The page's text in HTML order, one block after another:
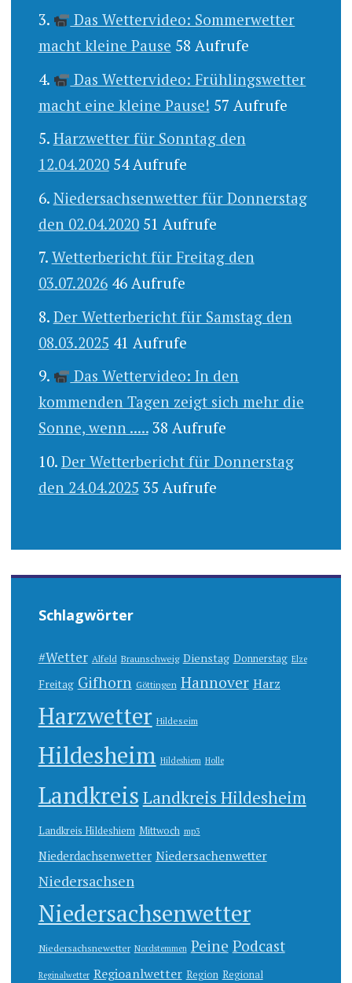
Das Wettervideo: Sommerwetter
macht kleine Pause 58 Aufrufe
Das Wettervideo: Frühlingswetter
macht eine kleine Pause! 57 Aufrufe
Harzwetter für Sonntag den
12.04.2020 54 Aufrufe
Niedersachsenwetter für Donnerstag
den 02.04.2020 51 Aufrufe
Wetterbericht für Freitag den
03.07.2026 46 Aufrufe
Der Wetterbericht für Samstag den
08.03.2025 41 Aufrufe
Das Wettervideo: In den
kommenden Tagen zeigt sich mehr die
Sonne, wenn ..... 38 Aufrufe
Der Wetterbericht für Donnerstag
den 24.04.2025 35 Aufrufe
Schlagwörter
#Wetter Alfeld Braunschweig Dienstag Donnerstag Elze
Freitag Gifhorn Göttingen Hannover Harz
Harzwetter Hildeseim
Hildesheim Hildeshiem Holle
Landkreis Landkreis Hildesheim
Landkreis Hildeshiem Mittwoch mp3
Niederdachsenwetter Niedersachenwetter
Niedersachsen
Niedersachsenwetter
Niedersachsnewetter Nordstemmen Peine Podcast
Reginalwetter Regioanlwetter Region Regional